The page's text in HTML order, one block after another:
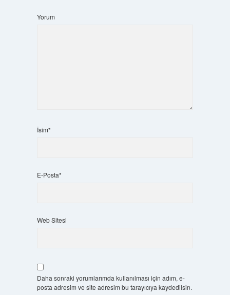
Yorum
İsim*
E-Posta*
Web Sitesi
Daha sonraki yorumlarımda kullanılması için adım, e-
posta adresim ve site adresim bu tarayıcıya kaydedilsin.